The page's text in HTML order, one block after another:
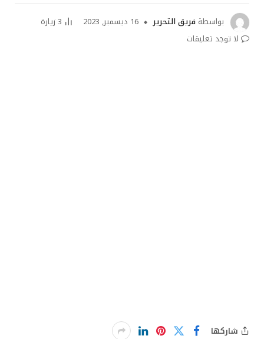
بواسطة فريق التحرير 16 ديسمبر, 2023 3زيارة
لا توجد تعليقات
شاركها